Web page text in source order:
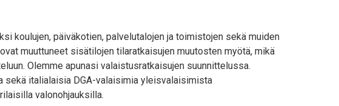
koulujen, päiväkotien, palvelutalojen ja toimistojen sekä muiden
muuttuneet sisätilojen tilaratkaisujen muutosten myötä, mikä
Olemme apunasi valaistusratkaisujen suunnittelussa.
sekä italialaisia DGA-valaisimia yleisvalaisimista
valonohjauksilla.